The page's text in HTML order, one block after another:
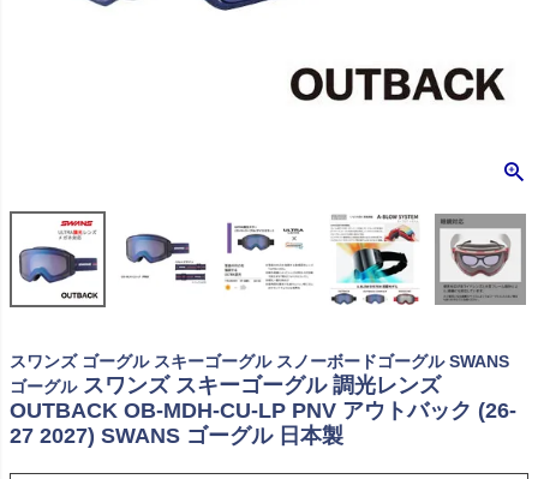
スワンズ ゴーグル スキーゴーグル スノーボードゴーグル SWANS
ゴーグル スワンズ スキーゴーグル 調光レンズ
OUTBACK OB-MDH-CU-LP PNV アウトバック (26-
27 2027) SWANS ゴーグル 日本製